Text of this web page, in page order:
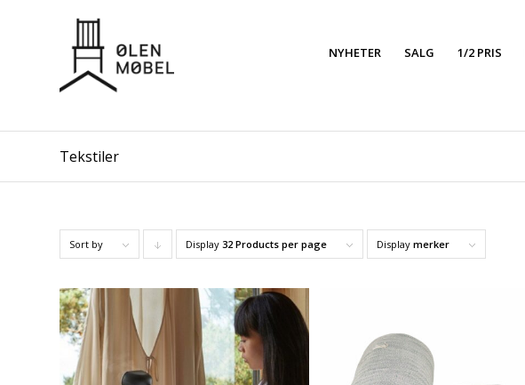
NYHETER SALG 1/2 PRIS
Tekstiler
Sort by Click
products
descending
Display 32 Products per page Display merker